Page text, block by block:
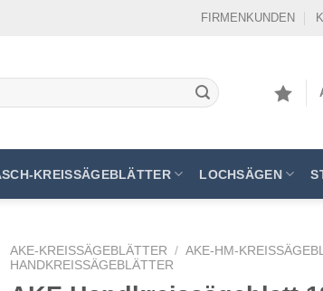
FIRMENKUNDEN
KREISSÄGEBLÄTTER LOCHSÄGEN
AKE-KREISSÄGEBLÄTTER / AKE-HM-
HANDKREISSÄGEBLÄTTER